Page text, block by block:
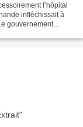
l’hôpital
infléchissait à
gouvernement